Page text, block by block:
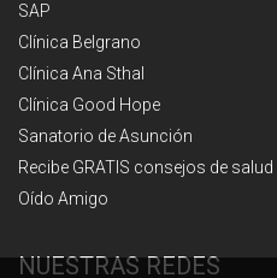
SAP
Clínica Belgrano
Clínica Ana Sthal
Clínica Good Hope
Sanatorio de Asunción
Recibe GRATIS consejos de
Oído Amigo
NUESTRAS REDES